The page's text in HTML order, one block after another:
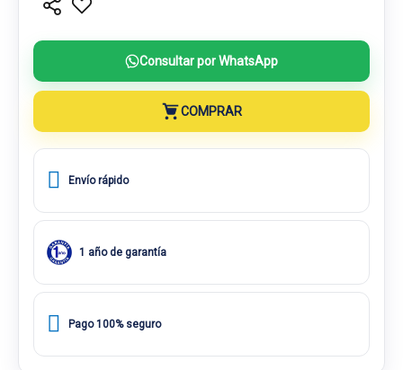
Consultar por WhatsApp
COMPRAR
Envío rápido
1 año de garantía
Pago 100% seguro